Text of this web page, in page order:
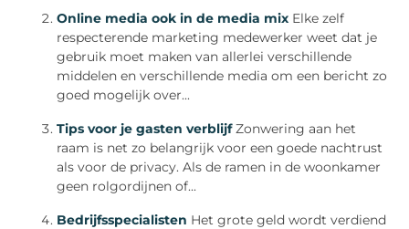
Online media ook in de media mix Elke zelf
respecterende marketing medewerker weet dat je
gebruik moet maken van allerlei verschillende
middelen en verschillende media om een bericht zo
goed mogelijk over...
Tips voor je gasten verblijf Zonwering aan het
raam is net zo belangrijk voor een goede nachtrust
als voor de privacy. Als de ramen in de woonkamer
geen rolgordijnen of...
Bedrijfsspecialisten Het grote geld wordt verdiend